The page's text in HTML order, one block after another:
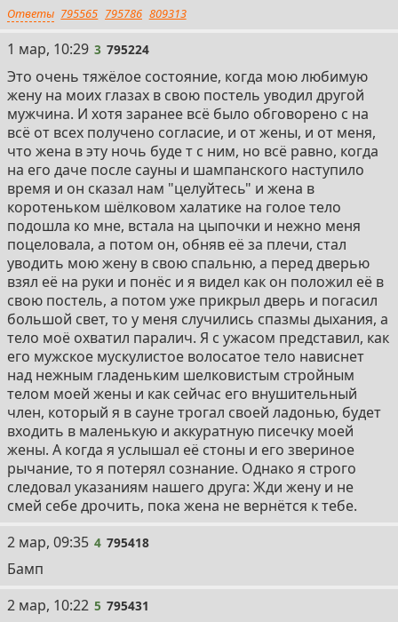
Ответы 795565 795786 809313
3
1 мар, 10:29 3 795224
Это очень тяжёлое состояние, когда мою любимую
жену на моих глазах в свою постель уводил другой
мужчина. И хотя заранее всё было обговорено с на
всё от всех получено согласие, и от жены, и от меня,
что жена в эту ночь буде т с ним, но всё равно, когда
на его даче после сауны и шампанского наступило
время и он сказал нам "целуйтесь" и жена в
коротеньком шёлковом халатике на голое тело
подошла ко мне, встала на цыпочки и нежно меня
поцеловала, а потом он, обняв её за плечи, стал
уводить мою жену в свою спальню, а перед дверью
взял её на руки и понёс и я видел как он положил её в
свою постель, а потом уже прикрыл дверь и погасил
большой свет, то у меня случились спазмы дыхания, а
тело моё охватил паралич. Я с ужасом представил, как
его мужское мускулистое волосатое тело нависнет
над нежным гладеньким шелковистым стройным
телом моей жены и как сейчас его внушительный
член, который я в сауне трогал своей ладонью, будет
входить в маленькую и аккуратную писечку моей
жены. А когда я услышал её стоны и его звериное
рычание, то я потерял сознание. Однако я строго
следовал указаниям нашего друга: Жди жену и не
смей себе дрочить, пока жена не вернётся к тебе.
4
2 мар, 09:35 4 795418
Бамп
5
2 мар, 10:22 5 795431